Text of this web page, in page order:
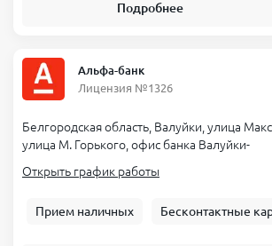
Подробнее
Альфа-банк
Лицензия №1326
Белгородская область, Валуйки, улица
улица М. Горького, офис банка Валуйки-
Открыть график работы
Прием наличных Бесконтактные